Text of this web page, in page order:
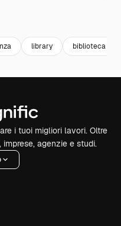
library biblioteca
i tuoi migliori lavori. Oltre
agenzie e studi.